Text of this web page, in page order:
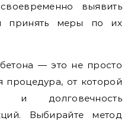
выявить
принять меры по их
— это не просто
процедура, от которой
и долговечность
Выбирайте метод